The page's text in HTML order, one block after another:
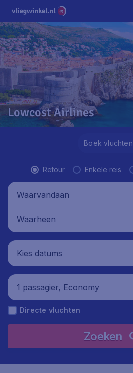
Lowcost Airlines
Boek vluchten
Retour Enkele reis
Waarvandaan
Waarheen
Kies datums
1 passagier, Economy
Directe vluchten
Zoeken